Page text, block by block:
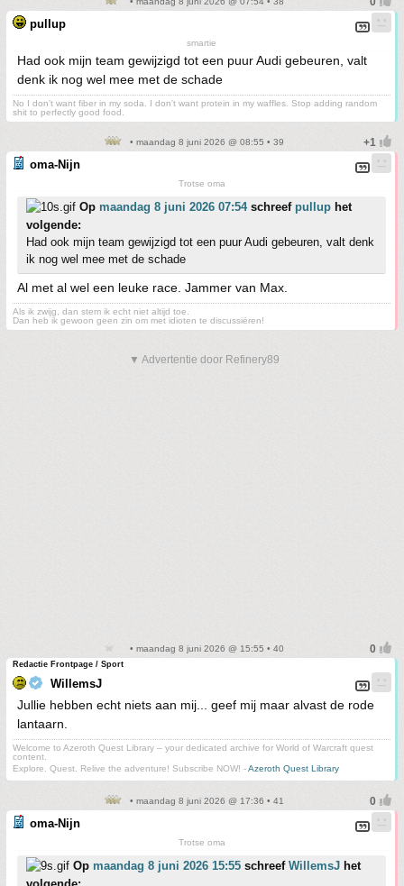
pullup
smartie
Had ook mijn team gewijzigd tot een puur Audi gebeuren, valt
denk ik nog wel mee met de schade
No I don't want fiber in my soda. I don't want protein in my waffles. Stop adding random
shit to perfectly good food.
• maandag 8 juni 2026 @ 08:55 • 39
oma-Nijn
Trotse oma
Op maandag 8 juni 2026 07:54schreef pullup het
volgende:
Had ook mijn team gewijzigd tot een puur Audi gebeuren, valt denk
ik nog wel mee met de schade
Al met al wel een leuke race. Jammer van Max.
Als ik zwijg, dan stem ik echt niet altijd toe.
Dan heb ik gewoon geen zin om met idioten te discussiëren!
▼ Advertentie door Refinery89
• maandag 8 juni 2026 @ 15:55 • 40
Redactie Frontpage / Sport
WillemsJ
Jullie hebben echt niets aan mij... geef mij maar alvast de rode
lantaarn.
Welcome to Azeroth Quest Library – your dedicated archive for World of Warcraft quest
content.
Explore. Quest. Relive the adventure! Subscribe NOW! -Azeroth Quest Library
• maandag 8 juni 2026 @ 17:36 • 41
oma-Nijn
Trotse oma
Op maandag 8 juni 2026 15:55 schreef WillemsJ het